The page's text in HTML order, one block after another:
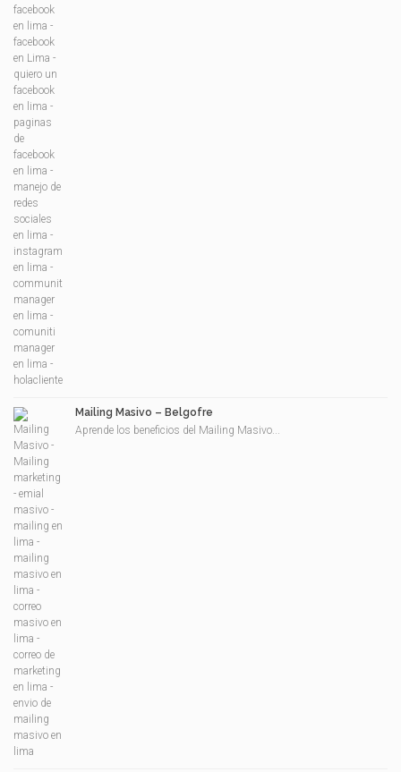
Mailing Masivo – Belgofre
Aprende los beneficios del Mailing Masivo...